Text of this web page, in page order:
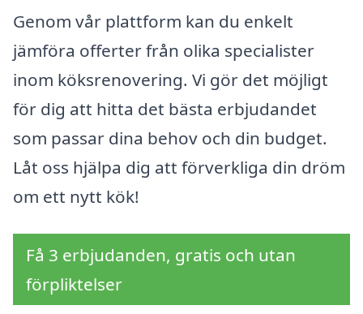
Genom vår plattform kan du enkelt
jämföra offerter från olika specialister
inom köksrenovering. Vi gör det möjligt
för dig att hitta det bästa erbjudandet
som passar dina behov och din budget.
Låt oss hjälpa dig att förverkliga din dröm
om ett nytt kök!
Få 3 erbjudanden, gratis och utan
förpliktelser